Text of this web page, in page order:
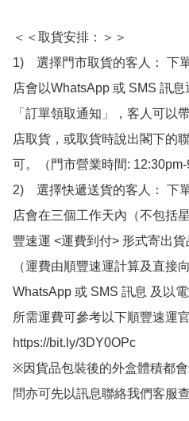
＜＜取貨安排：＞＞
1)　選擇門市取貨的客人： 下
店會以WhatsApp 或 SMS 訊
「訂單領取通知」，客人可以
店取貨，或取貨時說出閣下的
可。（門市營業時間: 12:30pm-
2)　選擇快遞送貨的客人： 下
店會在三個工作天內（不包括
豐速運 <運費到付> 形式寄出
（運費由順豐速運計算及直接
WhatsApp 或 SMS 訊息 及以電
所需運費可參考以下順豐速運官
https://bit.ly/3DY0OPc
※因貨品包裝後的外盒體積都
問亦可先以訊息聯絡我們客服